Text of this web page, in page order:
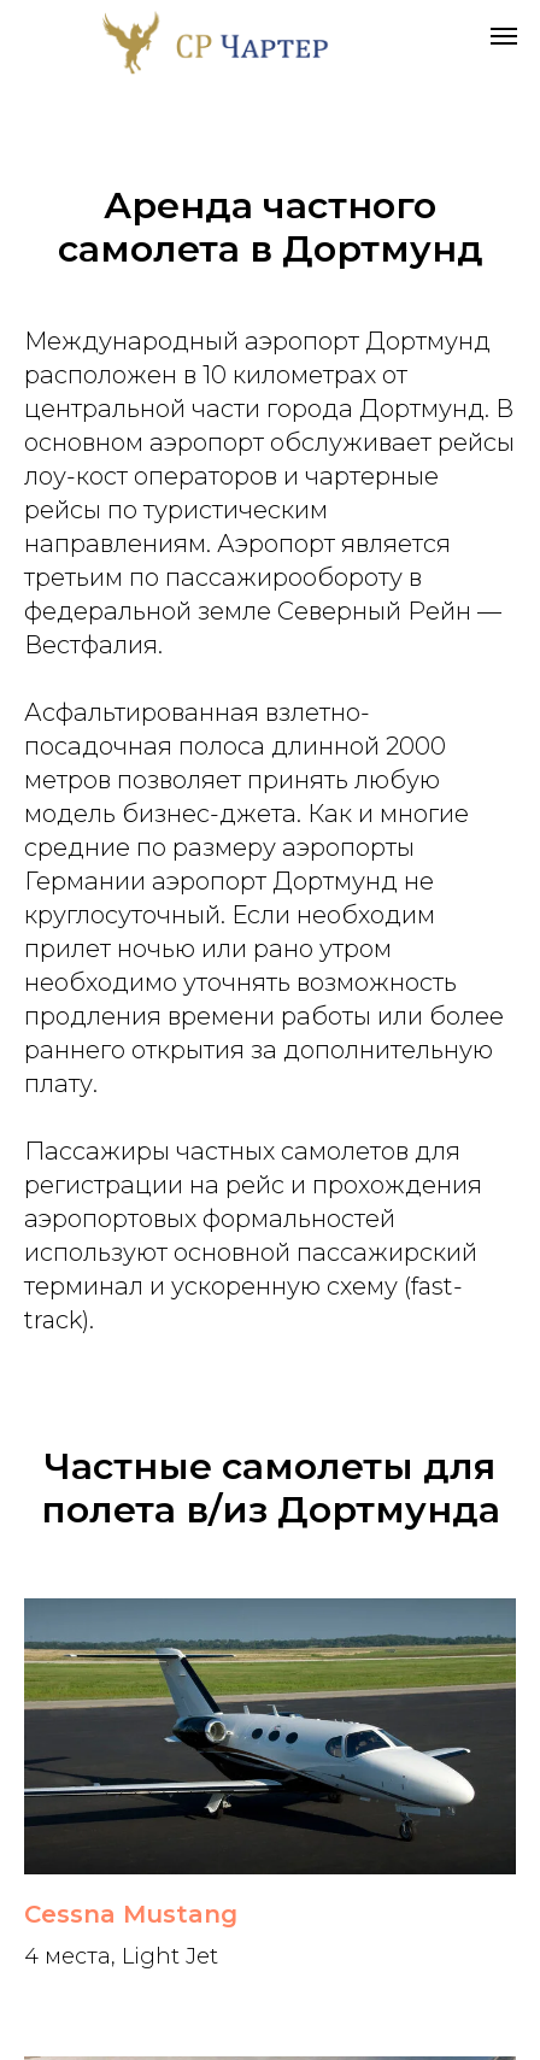
Аренда частного
самолета в Дортмунд
Международный аэропорт Дортмунд
расположен в 10 километрах от
центральной части города Дортмунд. В
основном аэропорт обслуживает рейсы
лоу-кост операторов и чартерные
рейсы по туристическим
направлениям. Аэропорт является
третьим по пассажирообороту в
федеральной земле Северный Рейн —
Вестфалия.
Асфальтированная взлетно-
посадочная полоса длинной 2000
метров позволяет принять любую
модель бизнес-джета. Как и многие
средние по размеру аэропорты
Германии аэропорт Дортмунд не
круглосуточный. Если необходим
прилет ночью или рано утром
необходимо уточнять возможность
продления времени работы или более
раннего открытия за дополнительную
плату.
Пассажиры частных самолетов для
регистрации на рейс и прохождения
аэропортовых формальностей
используют основной пассажирский
терминал и ускоренную схему (fast-
track).
Частные самолеты для
полета в/из Дортмунда
Cessna Mustang
4 места, Light Jet